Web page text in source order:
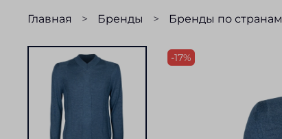
Главная Бренды Бренды по странам
-17%